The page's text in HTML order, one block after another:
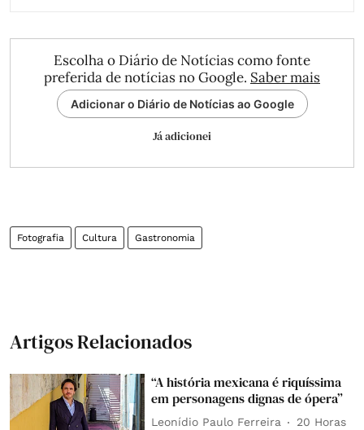
Escolha o Diário de Notícias como fonte
preferida de notícias no Google. Saber mais
Adicionar o Diário de Notícias ao Google
Já adicionei
Fotografia Cultura Gastronomia
Artigos Relacionados
“A história mexicana é riquíssima
em personagens dignas de ópera”
Leonídio Paulo Ferreira 20 Horas